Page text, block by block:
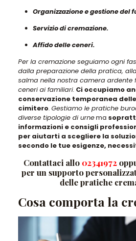
Organizzazione e gestione del
Servizio di cremazione.
Affido delle ceneri.
Per la cremazione seguiamo ogni
dalla preparazione della pratica,
salma nella nostra camera ardente
ceneri ai familiari. Ci occupiamo
conservazione temporanea
cimitero. Gestiamo le pratiche
diverse tipologie di urnema
informazioni e consigli
per aiutarti a scegliere la
secondo le tue esigenze,
Contattaci allo 02341972
per un supporto
delle pratiche
Cosa comporta la